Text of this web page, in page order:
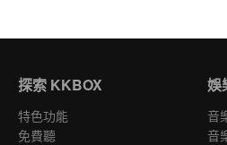
探索 KKBOX
特色功能
免費聽
娛
音
音